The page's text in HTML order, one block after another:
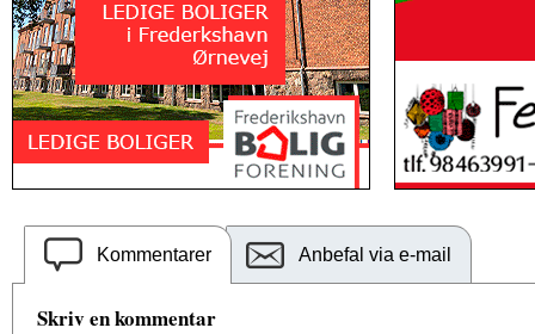
Kommentarer Anbefal via e-mail
Skriv en kommentar